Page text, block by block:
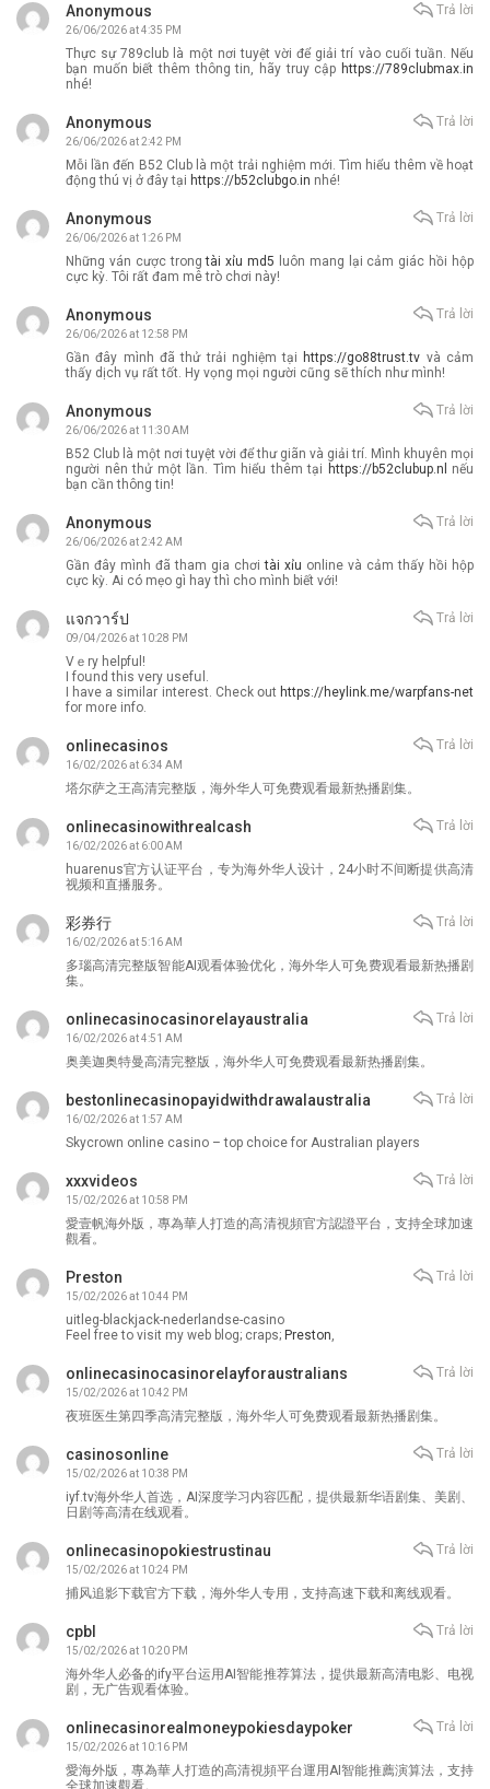
Anonymous
26/06/2026 at 4:35 PM
Thực sự 789club là một nơi tuyệt vời để giải trí vào cuối tuần. Nếu
bạn muốn biết thêm thông tin, hãy truy cập https://789clubmax.in
nhé!
Trả lời
Anonymous
26/06/2026 at 2:42 PM
Mỗi lần đến B52 Club là một trải nghiệm mới. Tìm hiểu thêm về hoạt
động thú vị ở đây tại https://b52clubgo.in nhé!
Trả lời
Anonymous
26/06/2026 at 1:26 PM
Những ván cược trongtài xỉu md5 luôn mang lại cảm giác hồi hộp
cực kỳ. Tôi rất đam mê trò chơi này!
Trả lời
Anonymous
26/06/2026 at 12:58 PM
Gần đây mình đã thử trải nghiệm tại https://go88trust.tv và cảm
thấy dịch vụ rất tốt. Hy vọng mọi người cũng sẽ thích như mình!
Trả lời
Anonymous
26/06/2026 at 11:30 AM
B52 Club là một nơi tuyệt vời để thư giãn và giải trí. Mình khuyên mọi
người nên thử một lần. Tìm hiểu thêm tại https://b52clubup.nl
nếu
bạn cần thông tin!
Trả lời
Anonymous
26/06/2026 at 2:42 AM
Gần đây mình đã tham gia chơitài xỉu online và cảm thấy hồi hộp
cực kỳ. Ai có mẹo gì hay thì cho mình biết với!
Trả lời
แจกวาร์ป
09/04/2026 at 10:28 PM
Vｅry helpful!
I foսnd this vеry usefսl.
I haνe a similar іnterest. Check օut https://heylink.me/warpfans-net
for m᧐re info.
Trả lời
onlinecasinos
16/02/2026 at 6:34 AM
塔尔萨之王高清完整版，海外华人可免费观看最新热播剧集。
Trả lời
onlinecasinowithrealcash
16/02/2026 at 6:00 AM
huarenus官方认证平台，专为海外华人设计，24小时不间断提供高清
视频和直播服务。
Trả lời
彩券行
16/02/2026 at 5:16 AM
多瑙高清完整版智能AI观看体验优化，海外华人可免费观看最新热播剧
集。
Trả lời
onlinecasinocasinorelayaustralia
16/02/2026 at 4:51 AM
奥美迦奥特曼高清完整版，海外华人可免费观看最新热播剧集。
Trả lời
bestonlinecasinopayidwithdrawalaustralia
16/02/2026 at 1:57 AM
Skycrown online casino – top choice for Australian players
Trả lời
xxxvideos
15/02/2026 at 10:58 PM
愛壹帆海外版，專為華人打造的高清視頻官方認證平台，支持全球加速
觀看。
Trả lời
Preston
15/02/2026 at 10:44 PM
uitleg-blackjack-nederlandse-casino
Feel free to visit my web blog; craps; Preston
Trả lời
onlinecasinocasinorelayforaustralians
15/02/2026 at 10:42 PM
夜班医生第四季高清完整版，海外华人可免费观看最新热播剧集。
Trả lời
casinosonline
15/02/2026 at 10:38 PM
iyf.tv海外华人首选，AI深度学习内容匹配，提供最新华语剧集、美剧、
日剧等高清在线观看。
Trả lời
onlinecasinopokiestrustinau
15/02/2026 at 10:24 PM
捕风追影下载官方下载，海外华人专用，支持高速下载和离线观看。
Trả lời
cpbl
15/02/2026 at 10:20 PM
海外华人必备的ify平台运用AI智能推荐算法，提供最新高清电影、电视
剧，无广告观看体验。
Trả lời
onlinecasinorealmoneypokiesdaypoker
15/02/2026 at 10:16 PM
愛海外版，專為華人打造的高清視頻平台運用AI智能推薦演算法，支持
全球加速觀看。
Trả lời